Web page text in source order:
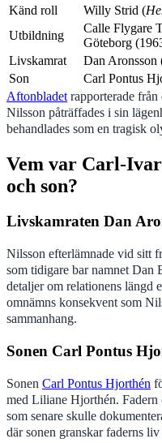
Känd roll
Willy Strid (
Utbildning
Calle Flygare
Göteborg
Livskamrat
Dan Aronsson
Son
Carl Pontus
Aftonbladet rapporterade
Nilsson påträffades i sin
behandlades som en tragisk
Vem var Carl-
och son?
Livskamraten Dan
Nilsson efterlämnade vid sitt
som tidigare bar namnet Dan
detaljer om relationens längd
omnämns konsekvent som
sammanhang.
Sonen Carl Pontus
Sonen Carl Pontus Hjorthén
med Liliane Hjorthén. Fadern
som senare skulle
där sonen granskar faderns